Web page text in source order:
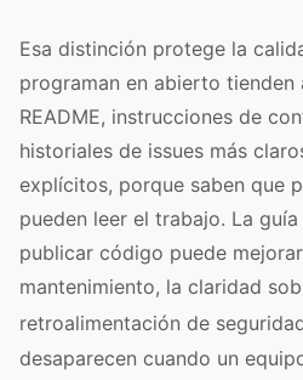
Esa distinción protege la
programan en abierto tienden
README, instrucciones de
historiales de issues más
explícitos, porque saben que
pueden leer el trabajo. La guía
publicar código puede
mantenimiento, la claridad
retroalimentación de
desaparecen cuando un